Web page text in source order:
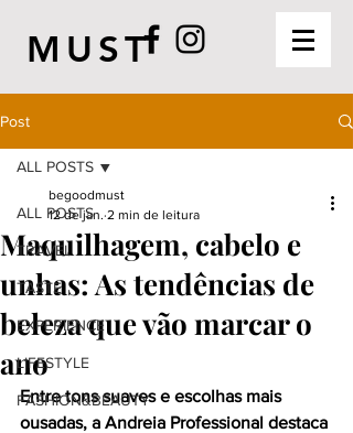
MUST
Post
ALL POSTS
TRAVEL
TASTE
EXPERIENCE
LIFESTYLE
FASHION&BEAUTY
ALL POSTS
Maquilhagem, cabelo e
unhas: As tendências de
beleza que vão marcar o
ano
begoodmust
12 de jan. 2 min de leitura
Entre tons suaves e escolhas mais
ousadas, a Andreia Professional destaca